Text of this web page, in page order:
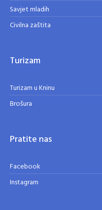
Savjet mladih
Civilna zaštita
Turizam
Turizam u Kninu
Brošura
Pratite nas
Facebook
Instagram